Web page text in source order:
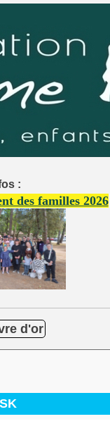
:
des familles 2026
d'or